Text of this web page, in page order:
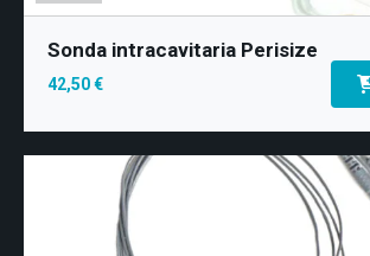
Sonda intracavitaria Perisize
42,50 €